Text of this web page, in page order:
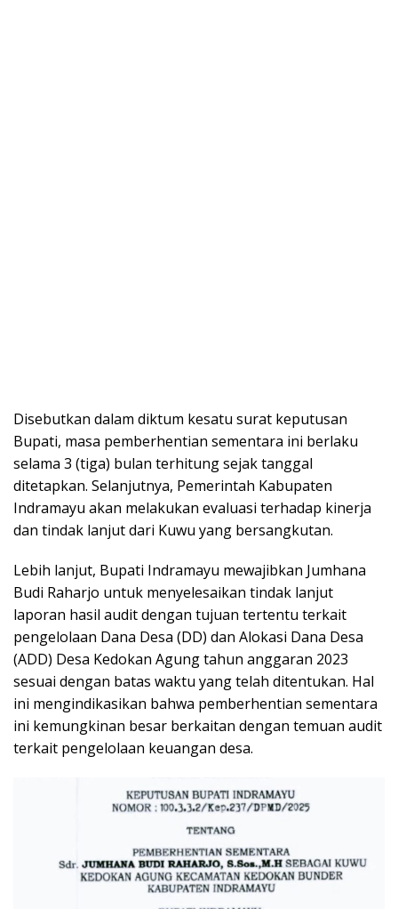
Disebutkan dalam diktum kesatu surat keputusan
Bupati, masa pemberhentian sementara ini berlaku
selama 3 (tiga) bulan terhitung sejak tanggal
ditetapkan. Selanjutnya, Pemerintah Kabupaten
Indramayu akan melakukan evaluasi terhadap kinerja
dan tindak lanjut dari Kuwu yang bersangkutan.
Lebih lanjut, Bupati Indramayu mewajibkan Jumhana
Budi Raharjo untuk menyelesaikan tindak lanjut
laporan hasil audit dengan tujuan tertentu terkait
pengelolaan Dana Desa (DD) dan Alokasi Dana Desa
(ADD) Desa Kedokan Agung tahun anggaran 2023
sesuai dengan batas waktu yang telah ditentukan. Hal
ini mengindikasikan bahwa pemberhentian sementara
ini kemungkinan besar berkaitan dengan temuan audit
terkait pengelolaan keuangan desa.